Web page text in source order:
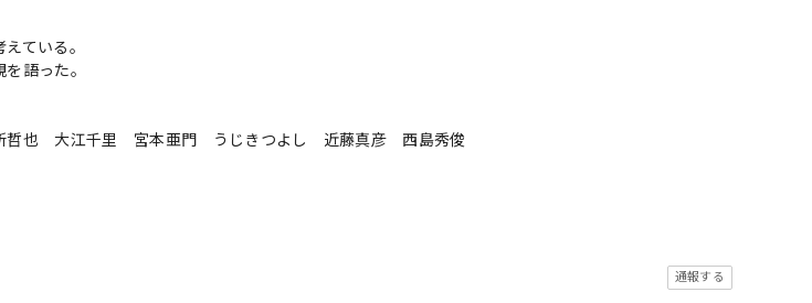
ている。
語った。
也 大江千里 宮本亜門 うじきつよし 近藤真彦 西島秀俊
通報する